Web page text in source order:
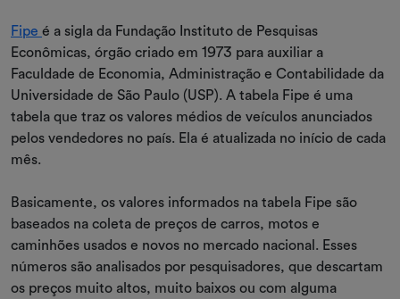
Fipe é a sigla da Fundação Instituto de Pesquisas
Econômicas, órgão criado em 1973 para auxiliar a
Faculdade de Economia, Administração e Contabilidade da
Universidade de São Paulo (USP). A tabela Fipe é uma
tabela que traz os valores médios de veículos anunciados
pelos vendedores no país. Ela é atualizada no início de cada
mês.
Basicamente, os valores informados na tabela Fipe são
baseados na coleta de preços de carros, motos e
caminhões usados e novos no mercado nacional. Esses
números são analisados por pesquisadores, que descartam
os preços muito altos, muito baixos ou com alguma